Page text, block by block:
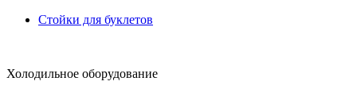
Стойки для буклетов
Холодильное оборудование